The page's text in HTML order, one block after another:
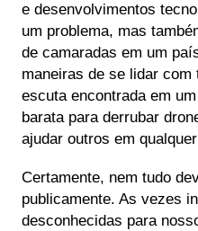
e desenvolvimentos
um problema, mas
de camaradas em um
maneiras de se lidar
escuta encontrada em
barata para derrubar
ajudar outros em
Certamente, nem tudo
publicamente. As vezes
desconhecidas para